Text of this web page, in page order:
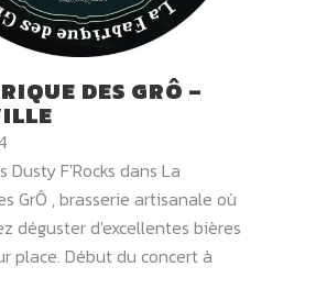
DES GRÔ –
Dusty F'Rocks dans La
GrÔ , brasserie artisanale où
déguster d'excellentes bières
place. Début du concert à